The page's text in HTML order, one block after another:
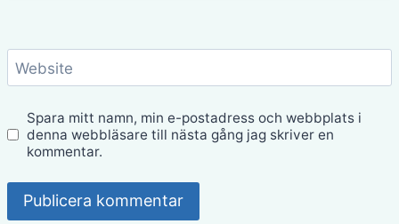
Website
Spara mitt namn, min e-postadress och webbplats i
denna webbläsare till nästa gång jag skriver en
kommentar.